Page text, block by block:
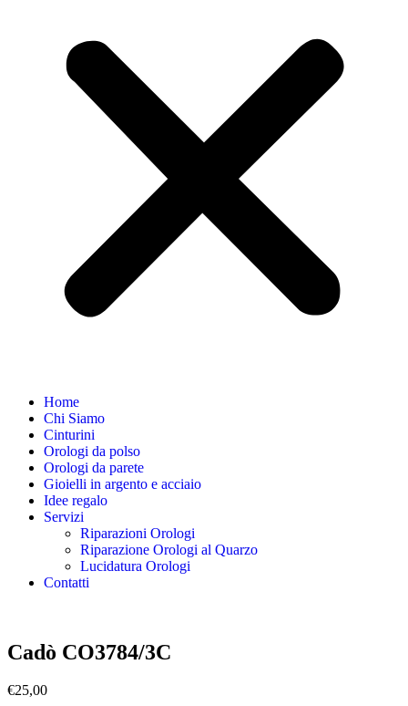
Home
Chi Siamo
Cinturini
Orologi da polso
Orologi da parete
Gioielli in argento e acciaio
Idee regalo
Servizi
Riparazioni Orologi
Riparazione Orologi al Quarzo
Lucidatura Orologi
Contatti
Cadò CO3784/3C
€25,00